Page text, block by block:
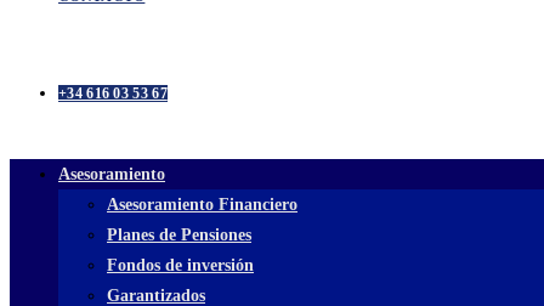
+34 616 03 53 67
Asesoramiento
Asesoramiento Financiero
Planes de Pensiones
Fondos de inversión
Garantizados